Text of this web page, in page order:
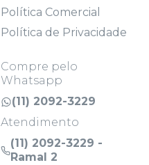
Política Comercial
Política de Privacidade
Compre pelo
Whatsapp
(11) 2092-3229
Atendimento
(11) 2092-3229 -
Ramal 2